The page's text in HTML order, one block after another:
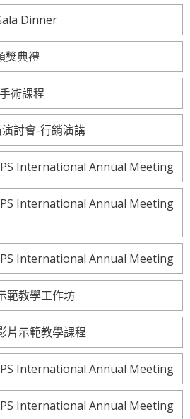
Dinner
獎典禮
術課程
討會-行銷演講
International Annual Meeting
International Annual Meeting
International Annual Meeting
範教學工作坊
片示範教學課程
International Annual Meeting
International Annual Meeting